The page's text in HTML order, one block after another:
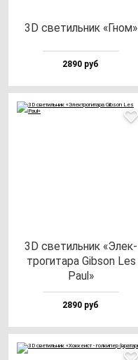
3D све­тиль­ник «Гном»
2890 руб
3D све­тиль­ник «Элек­
тро­ги­та­ра Gib­son Les
Paul»
2890 руб